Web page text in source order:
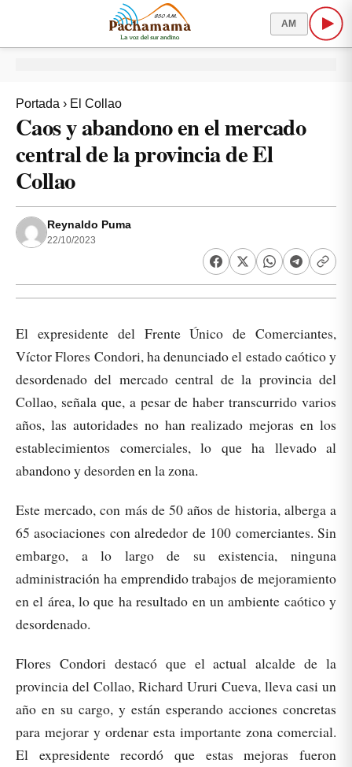
AM
Portada › El Collao
Caos y abandono en el mercado
central de la provincia de El
Collao
Reynaldo Puma
22/10/2023
El expresidente del Frente Único de Comerciantes,
Víctor Flores Condori, ha denunciado el estado caótico y
desordenado del mercado central de la provincia del
Collao, señala que, a pesar de haber transcurrido varios
años, las autoridades no han realizado mejoras en los
establecimientos comerciales, lo que ha llevado al
abandono y desorden en la zona.
Este mercado, con más de 50 años de historia, alberga a
65 asociaciones con alrededor de 100 comerciantes. Sin
embargo, a lo largo de su existencia, ninguna
administración ha emprendido trabajos de mejoramiento
en el área, lo que ha resultado en un ambiente caótico y
desordenado.
Flores Condori destacó que el actual alcalde de la
provincia del Collao, Richard Ururi Cueva, lleva casi un
año en su cargo, y están esperando acciones concretas
para mejorar y ordenar esta importante zona comercial.
El expresidente recordó que estas mejoras fueron